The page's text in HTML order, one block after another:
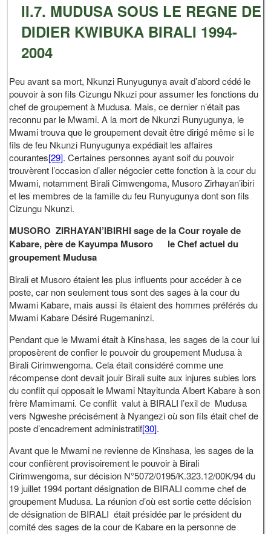
II.7. MUDUSA SOUS LE REGNE DE
DIDIER KWIBUKA BIRALI 1994-
2004
Peu avant sa mort, Nkunzi Runyugunya avait d’abord cédé le
pouvoir à son fils Cizungu Nkuzi pour assumer les fonctions du
chef de groupement à Mudusa. Mais, ce dernier n’était pas
reconnu par le Mwami. A la mort de Nkunzi Runyugunya, le
Mwami trouva que le groupement devait être dirigé même si le
fils de feu Nkunzi Runyugunya expédiait les affaires
courantes[29]. Certaines personnes ayant soif du pouvoir
trouvèrent l’occasion d’aller négocier cette fonction à la cour du
Mwami, notamment Birali Cimwengoma, Musoro Zirhayan’ibiri
et les membres de la famille du feu Runyugunya dont son fils
Cizungu Nkunzi.
MUSORO ZIRHAYAN’IBIRHI sage de la Cour royale de
Kabare, père de Kayumpa Musoro le Chef actuel du
groupement Mudusa
Birali et Musoro étaient les plus influents pour accéder à ce
poste, car non seulement tous sont des sages à la cour du
Mwami Kabare, mais aussi ils étaient des hommes préférés du
Mwami Kabare Désiré Rugemaninzi.
Pendant que le Mwami était à Kinshasa, les sages de la cour lui
proposèrent de confier le pouvoir du groupement Mudusa à
Birali Cirimwengoma. Cela était considéré comme une
récompense dont devait jouir Birali suite aux injures subies lors
du conflit qui opposait le Mwami Ntayitunda Albert Kabare à son
frère Mamimami. Ce conflit valut à BIRALI l’exil de Mudusa
vers Ngweshe précisément à Nyangezi où son fils était chef de
poste d’encadrement administratif[30].
Avant que le Mwami ne revienne de Kinshasa, les sages de la
cour confièrent provisoirement le pouvoir à Birali
Cirimwengoma, sur décision N°5072/0195/K.323.12/00K/94 du
19 juillet 1994 portant désignation de BIRALI comme chef de
groupement Mudusa. La réunion d’où est sortie cette décision
de désignation de BIRALI était présidée par le président du
comité des sages de la cour de Kabare en la personne de